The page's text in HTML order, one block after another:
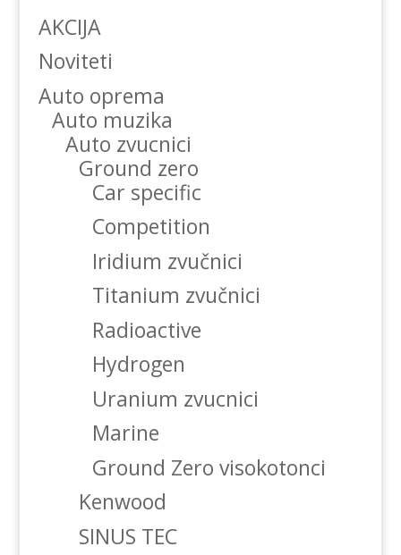
AKCIJA
Noviteti
Auto oprema
Auto muzika
Auto zvucnici
Ground zero
Car specific
Competition
Iridium zvučnici
Titanium zvučnici
Radioactive
Hydrogen
Uranium zvucnici
Marine
Ground Zero visokotonci
Kenwood
SINUS TEC